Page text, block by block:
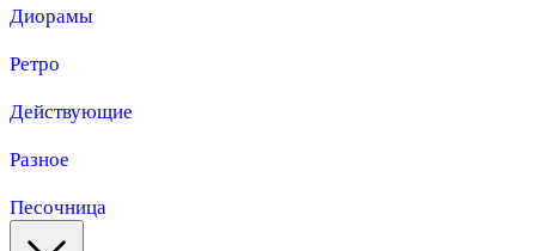
Диорамы
Ретро
Действующие
Разное
Песочница